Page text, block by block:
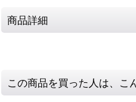
商品詳細
この商品を買った人は、こ